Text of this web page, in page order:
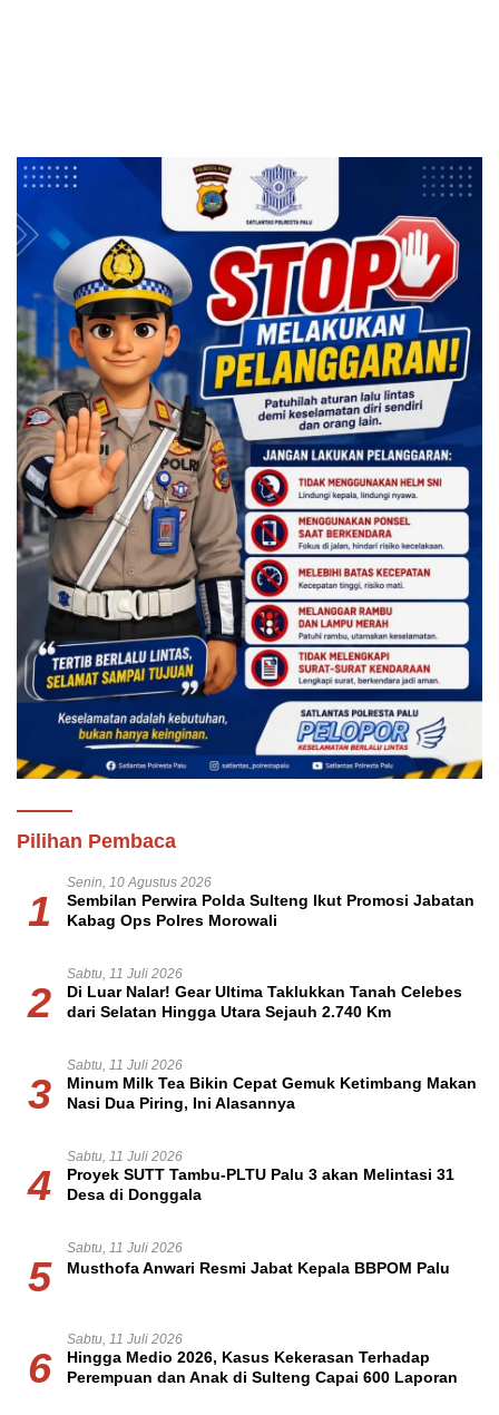
Pilihan Pembaca
1
Senin, 10 Agustus 2026
Sembilan Perwira Polda Sulteng Ikut Promosi Jabatan
Kabag Ops Polres Morowali
2
Sabtu, 11 Juli 2026
Di Luar Nalar! Gear Ultima Taklukkan Tanah Celebes
dari Selatan Hingga Utara Sejauh 2.740 Km
3
Sabtu, 11 Juli 2026
Minum Milk Tea Bikin Cepat Gemuk Ketimbang Makan
Nasi Dua Piring, Ini Alasannya
4
Sabtu, 11 Juli 2026
Proyek SUTT Tambu-PLTU Palu 3 akan Melintasi 31
Desa di Donggala
5
Sabtu, 11 Juli 2026
Musthofa Anwari Resmi Jabat Kepala BBPOM Palu
6
Sabtu, 11 Juli 2026
Hingga Medio 2026, Kasus Kekerasan Terhadap
Perempuan dan Anak di Sulteng Capai 600 Laporan